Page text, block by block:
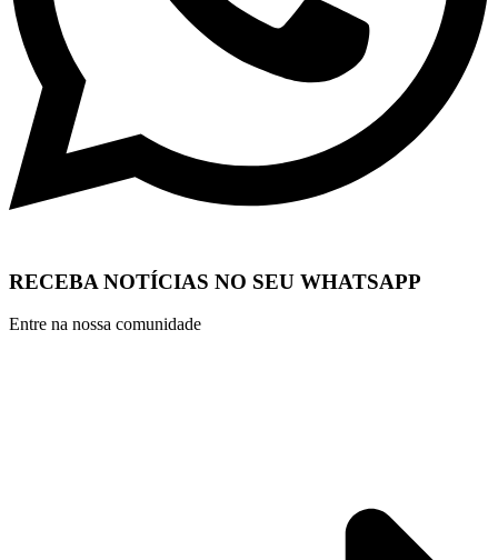
RECEBA NOTÍCIAS NO SEU WHATSAPP
Entre na nossa comunidade